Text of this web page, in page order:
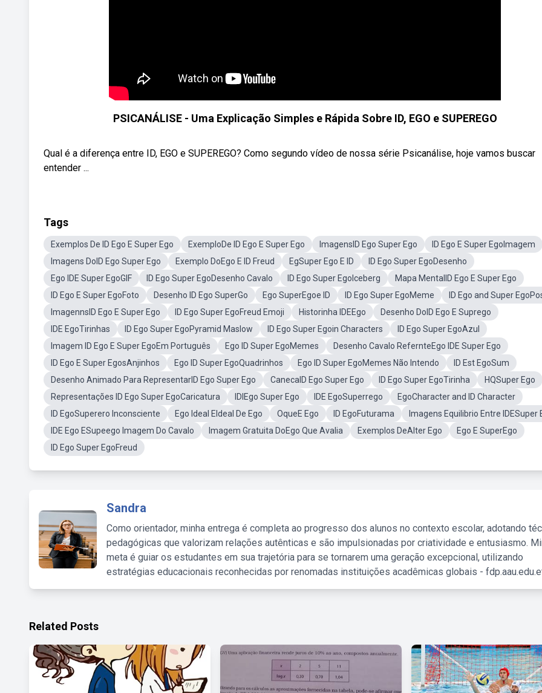
PSICANÁLISE - Uma Explicação Simples e Rápida Sobre ID, EGO e SUPEREGO
Qual é a diferença entre ID, EGO e SUPEREGO? Como segundo vídeo de nossa série Psicanálise, hoje vamos buscar
entender ...
Tags
Exemplos De ID Ego E Super Ego ExemploDe ID Ego E Super Ego ImagensID Ego Super Ego
ID Ego E Super EgoImagem
Imagens DoID Ego Super Ego
Exemplo DoEgo E ID Freud EgSuper Ego E ID
ID Ego Super EgoDesenho
Ego IDE Super EgoGIF
ID Ego Super EgoDesenho Cavalo ID Ego Super EgoIceberg
Mapa MentalID Ego E Super Ego
ID Ego E Super EgoFoto
Desenho ID Ego SuperGo Ego SuperEgoe ID ID Ego Super EgoMeme
ID Ego and Super
ImagennsID Ego E Super Ego
ID Ego Super EgoFreud Emoji Historinha IDEEgo
Desenho DoID Ego E Suprego
IDE EgoTirinhas
ID Ego Super EgoPyramid Maslow ID Ego Super Egoin Characters
ID Ego Super EgoAzul
Imagem ID Ego E Super EgoEm Português
Ego ID Super EgoMemes
Desenho Cavalo RefernteEgo IDE Super Ego
ID Ego E Super EgosAnjinhos
Ego ID Super EgoQuadrinhos Ego ID Super EgoMemes Não Intendo
ID Est EgoSum
Desenho Animado Para RepresentarID Ego Super Ego
CanecaID Ego Super Ego ID Ego Super EgoTirinha
HQSuper Ego
Representações ID Ego Super EgoCaricatura
IDIEgo Super Ego IDE EgoSuperrego
EgoCharacter and ID Character
ID EgoSuperero Inconsciente
Ego Ideal EIdeal De Ego OqueE Ego ID EgoFuturama
Imagens Equilibrio Entre IDESuper
IDE Ego ESupeego Imagem Do Cavalo
Imagem Gratuita DoEgo Que Avalia Exemplos DeAlter Ego
Ego E SuperEgo
ID Ego Super EgoFreud
Sandra
Como orientador, minha entrega é completa ao progresso dos alunos no contexto escolar, adotando
pedagógicas que valorizam relações autênticas e são impulsionadas por criatividade e entusiasmo.
meta é guiar os estudantes em sua trajetória para se tornarem uma geração excepcional, utilizando
estratégias educacionais reconhecidas por renomadas instituições acadêmicas globais -
Related Posts